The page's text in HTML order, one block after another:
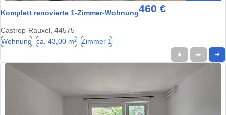
Komplett renovierte 1-Zimmer-Wohnung460 €
Castrop-Rauxel, 44575
Wohnung ca. 43,00 m² Zimmer 1
★ ➦ ➜